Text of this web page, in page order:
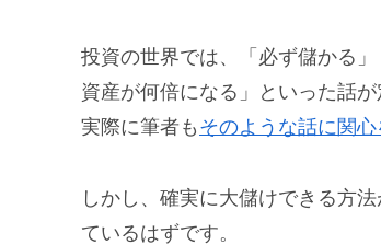
投資の世界では、「必ず儲かる
資産が何倍になる」といった話が
実際に筆者も そのような話に関心
しかし、確実に大儲けできる方
ているはずです。